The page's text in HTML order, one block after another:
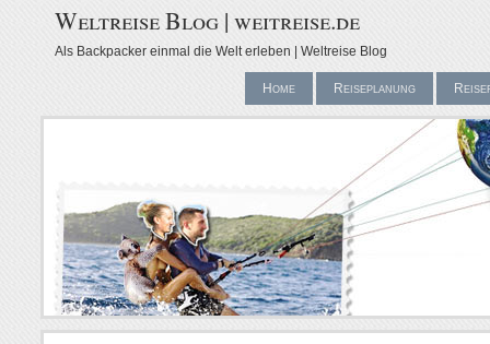
Weltreise Blog | weitreise.de
Als Backpacker einmal die Welt erleben | Weltreise Blog
Home Reiseplanung